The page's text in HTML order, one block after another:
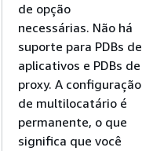
de opção
necessárias. Não há
suporte para PDBs de
aplicativos e PDBs de
proxy. A configuração
de multilocatário é
permanente, o que
significa que você